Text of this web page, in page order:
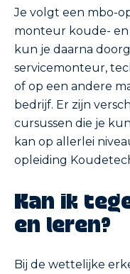
Je volgt een mbo-
monteur koude- en
kun je daarna
servicemonteur,
of op een andere
bedrijf. Er zijn
cursussen die je
kan op allerlei
opleiding
Kan ik
en leren?
Bij de wettelijke